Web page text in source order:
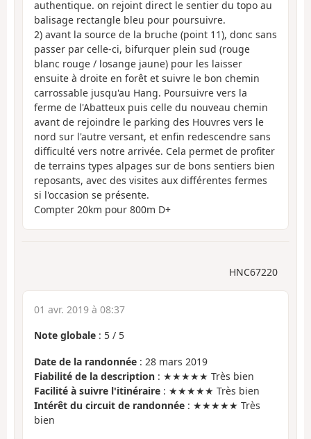
authentique. on rejoint direct le sentier du topo au
balisage rectangle bleu pour poursuivre.
2) avant la source de la bruche (point 11), donc sans
passer par celle-ci, bifurquer plein sud (rouge
blanc rouge / losange jaune) pour les laisser
ensuite à droite en forêt et suivre le bon chemin
carrossable jusqu'au Hang. Poursuivre vers la
ferme de l'Abatteux puis celle du nouveau chemin
avant de rejoindre le parking des Houvres vers le
nord sur l'autre versant, et enfin redescendre sans
difficulté vers notre arrivée. Cela permet de profiter
de terrains types alpages sur de bons sentiers bien
reposants, avec des visites aux différentes fermes
si l'occasion se présente.
Compter 20km pour 800m D+
HNC67220
01 avr. 2019 à 08:37
Note globale : 5 / 5
Date de la randonnée : 28 mars 2019
Fiabilité de la description : ★★★★★ Très bien
Facilité à suivre l'itinéraire : ★★★★★ Très bien
Intérêt du circuit de randonnée : ★★★★★ Très
bien